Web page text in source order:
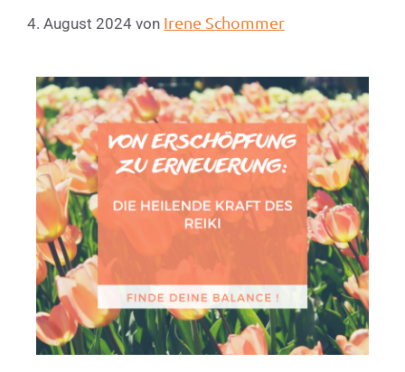
4. August 2024 von Irene Schommer